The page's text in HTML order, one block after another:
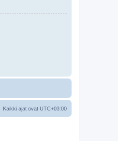
Kaikki ajat ovat UTC+03:00